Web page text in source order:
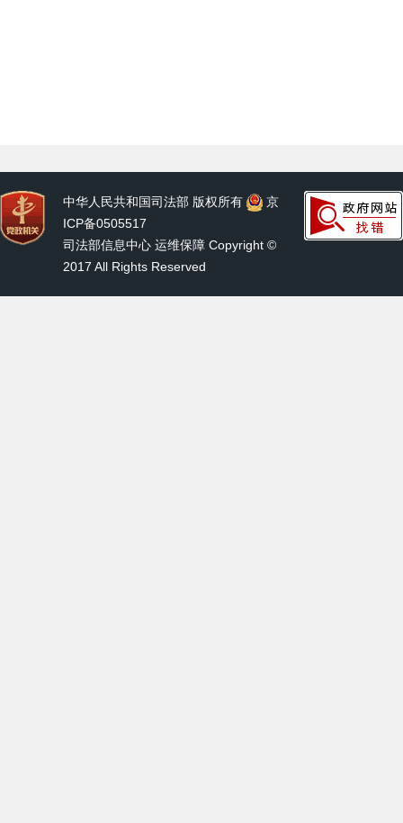
中华人民共和国司法部 版权所有
京
ICP备0505517
司法部信息中心 运维保障 Copyright ©
2017 All Rights Reserved